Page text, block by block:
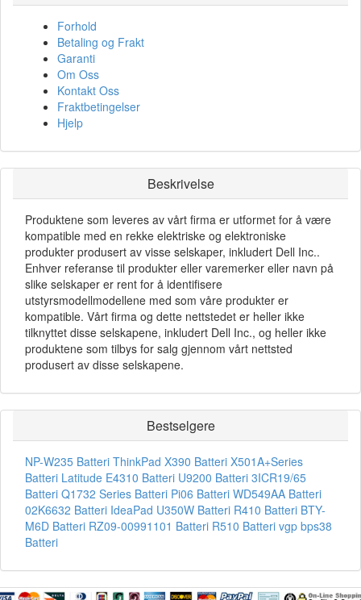
Forhold
Betaling og Frakt
Garanti
Om Oss
Kontakt Oss
Fraktbetingelser
Hjelp
Beskrivelse
Produktene som leveres av vårt firma er utformet for å være
kompatible med en rekke elektriske og elektroniske
produkter produsert av visse selskaper, inkludert Dell Inc..
Enhver referanse til produkter eller varemerker eller navn på
slike selskaper er rent for å identifisere
utstyrsmodellmodellene med som våre produkter er
kompatible. Vårt firma og dette nettstedet er heller ikke
tilknyttet disse selskapene, inkludert Dell Inc., og heller ikke
produktene som tilbys for salg gjennom vårt nettsted
produsert av disse selskapene.
Bestselgere
NP-W235 Batteri ThinkPad X390 Batteri X501A+Series
Batteri Latitude E4310 Batteri U9200 Batteri 3ICR19/65
Batteri Q1732 Series Batteri Pi06 Batteri WD549AA Batteri
02K6632 Batteri IdeaPad U350W Batteri R410 Batteri BTY-
M6D Batteri RZ09-00991101 Batteri R510 Batteri vgp bps38
Batteri